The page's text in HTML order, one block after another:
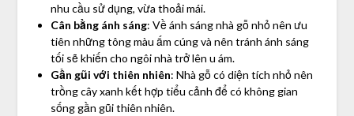
nhu cầu sử dụng, vừa thoải mái.
Cân bằng ánh sáng: Về ánh sáng nhà gỗ nhỏ nên ưu
tiên những tông màu ấm cúng và nên tránh ánh sáng
tối sẽ khiến cho ngôi nhà trở lên u ám.
Gần gũi với thiên nhiên: Nhà gỗ có diện tích nhỏ nên
trồng cây xanh kết hợp tiểu cảnh để có không gian
sống gần gũi thiên nhiên.